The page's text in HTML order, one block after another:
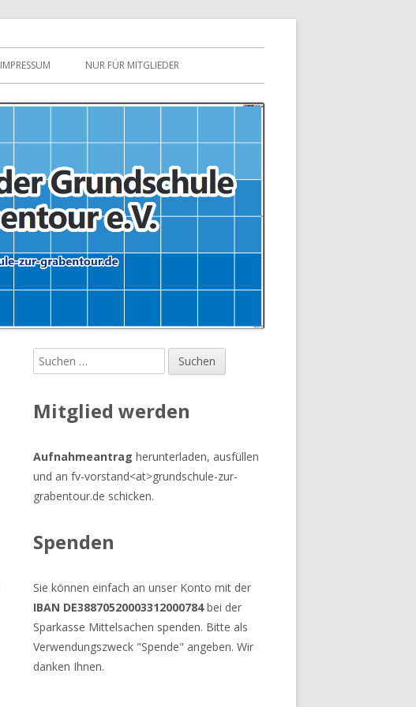
IMPRESSUM NUR FÜR MITGLIEDER
Haupt-
Seitenleiste
Suchen
nach:
Mitglied werden
Aufnahmeantrag herunterladen, ausfüllen
und an fv-vorstand<at>grundschule-zur-
grabentour.de schicken.
Spenden
Sie können einfach an unser Konto mit der
IBAN DE38870520003312000784bei der
Sparkasse Mittelsachen spenden. Bitte als
Verwendungszweck "Spende" angeben. Wir
danken Ihnen.